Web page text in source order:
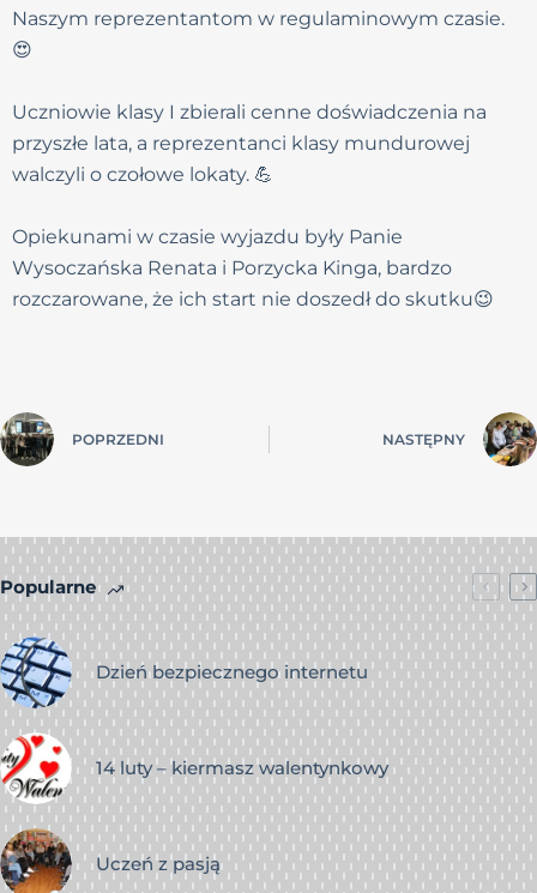
Naszym reprezentantom w regulaminowym czasie.
😍
Uczniowie klasy I zbierali cenne doświadczenia na
przyszłe lata, a reprezentanci klasy mundurowej
walczyli o czołowe lokaty. 💪
Opiekunami w czasie wyjazdu były Panie
Wysoczańska Renata i Porzycka Kinga, bardzo
rozczarowane, że ich start nie doszedł do skutku😉
POPRZEDNI NASTĘPNY
Popularne
Dzień bezpiecznego internetu
14 luty – kiermasz walentynkowy
Uczeń z pasją